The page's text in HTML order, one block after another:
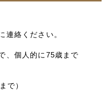
連絡ください。
、個人的に75歳まで
で）